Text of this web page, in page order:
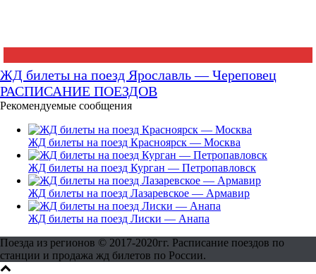
ЖД билеты на поезд Ярославль — Череповец
РАСПИСАНИЕ ПОЕЗДОВ
Рекомендуемые сообщения
ЖД билеты на поезд Красноярск — Москва
ЖД билеты на поезд Курган — Петропавловск
ЖД билеты на поезд Лазаревское — Армавир
ЖД билеты на поезд Лиски — Анапа
Поезда из регионов © 2017-2020гг. Расписание поездов по
станции и продажа жд билетов по России.